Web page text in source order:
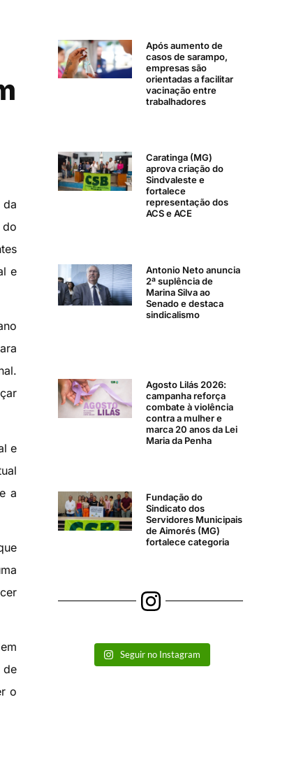
da
e
e
a
de
o
Após aumento de
casos de sarampo,
empresas são
orientadas a facilitar
vacinação entre
trabalhadores
Caratinga (MG)
aprova criação do
Sindvaleste e
fortalece
representação dos
ACS e ACE
Antonio Neto anuncia
2ª suplência de
Marina Silva ao
Senado e destaca
sindicalismo
Agosto Lilás 2026:
campanha reforça
combate à violência
contra a mulher e
marca 20 anos da Lei
Maria da Penha
Fundação do
Sindicato dos
Servidores Municipais
de Aimorés (MG)
fortalece categoria
Seguir no Instagram